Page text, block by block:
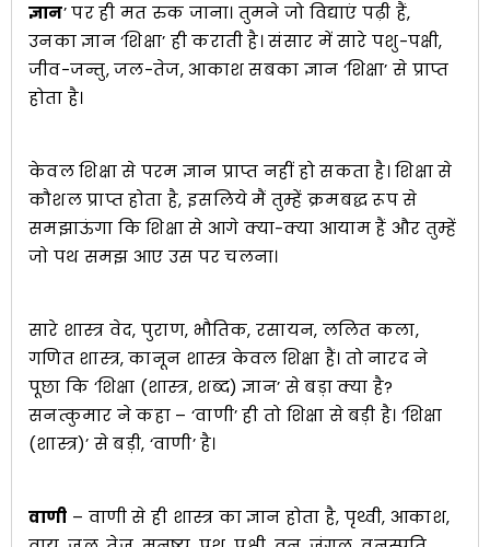
ज्ञान’ पर ही मत रुक जाना। तुमने जो विद्याएं पढ़ी हैं,
उनका ज्ञान ‘शिक्षा’ ही कराती है। संसार में सारे पशु-पक्षी,
जीव-जन्तु, जल-तेज, आकाश सबका ज्ञान ‘शिक्षा’ से प्राप्त
होता है।
केवल शिक्षा से परम ज्ञान प्राप्त नहीं हो सकता है। शिक्षा से
कौशल प्राप्त होता है, इसलिये मैं तुम्हें क्रमबद्ध रूप से
समझाऊंगा कि शिक्षा से आगे क्या-क्या आयाम हैं और तुम्हें
जो पथ समझ आए उस पर चलना।
सारे शास्त्र वेद, पुराण, भौतिक, रसायन, ललित कला,
गणित शास्त्र, कानून शास्त्र केवल शिक्षा हैं। तो नारद ने
पूछा कि ‘शिक्षा (शास्त्र, शब्द) ज्ञान’ से बड़ा क्या है?
सनत्कुमार ने कहा – ‘वाणी’ ही तो शिक्षा से बड़ी है। ‘शिक्षा
(शास्त्र)’ से बड़ी, ‘वाणी’ है।
वाणी – वाणी से ही शास्त्र का ज्ञान होता है, पृथ्वी, आकाश,